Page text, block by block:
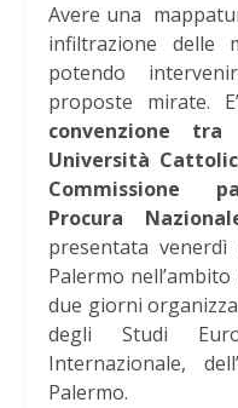
Avere una
infiltrazione delle
potendo
proposte mirate.
convenzione
Università
Commissione
Procura
presentata
Palermo nell’ambito
due giorni
degli Studi
Internazionale,
Palermo.